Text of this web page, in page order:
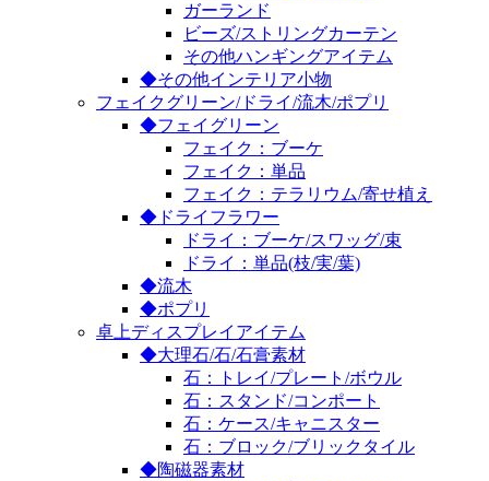
ガーランド
ビーズ/ストリングカーテン
その他ハンギングアイテム
◆その他インテリア小物
フェイクグリーン/ドライ/流木/ポプリ
◆フェイグリーン
フェイク：ブーケ
フェイク：単品
フェイク：テラリウム/寄せ植え
◆ドライフラワー
ドライ：ブーケ/スワッグ/束
ドライ：単品(枝/実/葉)
◆流木
◆ポプリ
卓上ディスプレイアイテム
◆大理石/石/石膏素材
石：トレイ/プレート/ボウル
石：スタンド/コンポート
石：ケース/キャニスター
石：ブロック/ブリックタイル
◆陶磁器素材